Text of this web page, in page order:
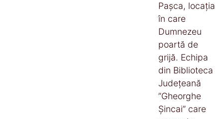
Pașca, locația
în care
Dumnezeu
poartă de
grijă. Echipa
din Biblioteca
Județeană
”Gheorghe
Șincai” care